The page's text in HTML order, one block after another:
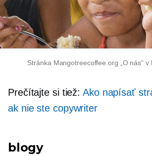
Stránka Mangotreecoffee.org „O nás“
Prečítajte si tiež: Ako napísať
ak nie ste copywriter
blogy